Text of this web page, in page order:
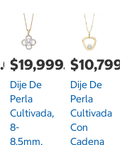
$19,999.00
Dije De
Perla
Cultivada,
8-
8.5mm,
Dije De
Perla
Cultivada
Con
Cadena